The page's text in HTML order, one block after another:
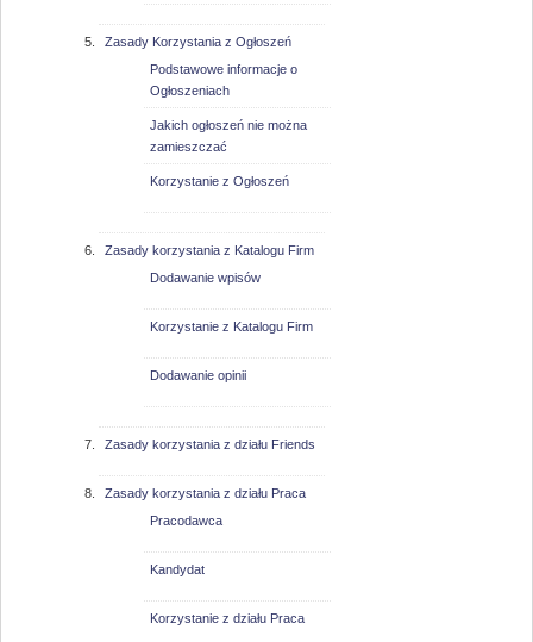
Zasady Korzystania z Ogłoszeń
Podstawowe informacje o
Ogłoszeniach
Jakich ogłoszeń nie można
zamieszczać
Korzystanie z Ogłoszeń
Zasady korzystania z Katalogu Firm
Dodawanie wpisów
Korzystanie z Katalogu Firm
Dodawanie opinii
Zasady korzystania z działu Friends
Zasady korzystania z działu Praca
Pracodawca
Kandydat
Korzystanie z działu Praca